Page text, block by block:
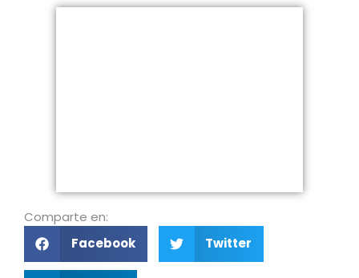
Comparte en:
Facebook
Twitter